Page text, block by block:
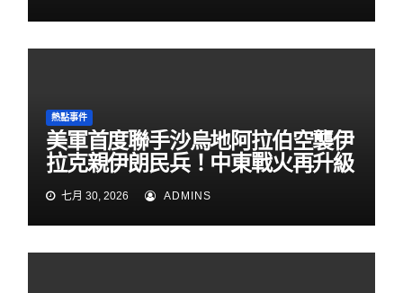
熱點事件
美軍首度聯手沙烏地阿拉伯空襲伊
拉克親伊朗民兵！中東戰火再升級
七月 30, 2026 ADMINS